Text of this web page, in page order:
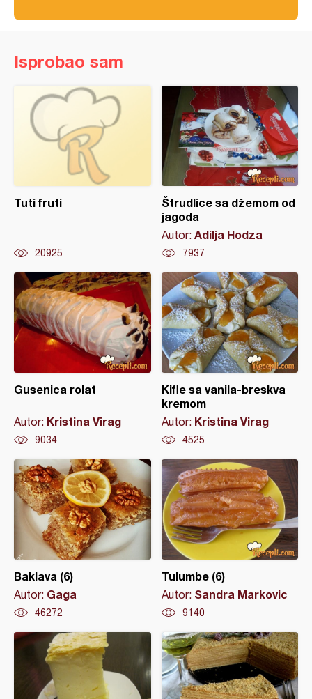
Isprobao sam
Tuti fruti
20925
Štrudlice sa džemom od
jagoda
Autor: Adilja Hodza
7937
Gusenica rolat
Autor: Kristina Virag
9034
Kifle sa vanila-breskva
kremom
Autor: Kristina Virag
4525
Baklava (6)
Autor: Gaga
46272
Tulumbe (6)
Autor: Sandra Markovic
9140